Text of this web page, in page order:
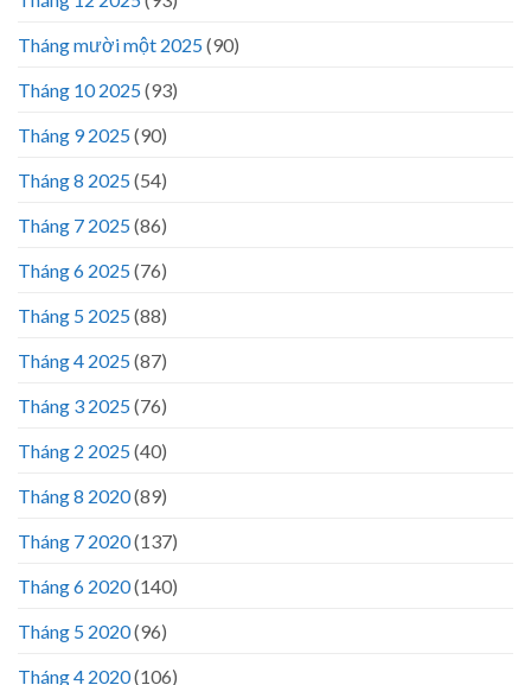
Tháng mười một 2025(90)
Tháng 10 2025(93)
Tháng 9 2025(90)
Tháng 8 2025(54)
Tháng 7 2025(86)
Tháng 6 2025(76)
Tháng 5 2025(88)
Tháng 4 2025(87)
Tháng 3 2025(76)
Tháng 2 2025(40)
Tháng 8 2020(89)
Tháng 7 2020(137)
Tháng 6 2020(140)
Tháng 5 2020(96)
Tháng 4 2020(106)